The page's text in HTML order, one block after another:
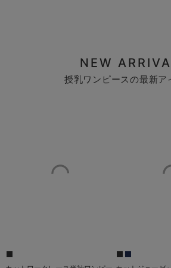
NEW
授乳ワンピースの最新ア